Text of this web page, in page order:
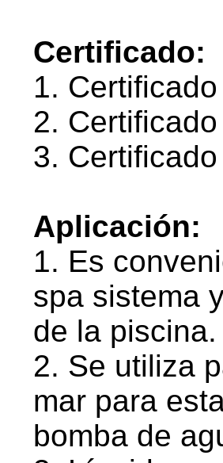
Certificado:
1.
2.
3.
Aplicación:
1. Es
spa sistema
de la piscina.
2. Se utiliza
mar para
bomba de